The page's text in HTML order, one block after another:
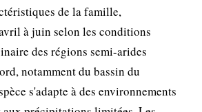
de la famille,
à juin selon les conditions
des régions semi-arides
notamment du bassin du
s'adapte à des environnements